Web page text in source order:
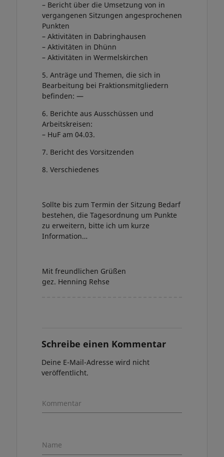
– Bericht über die Umsetzung von in
vergangenen Sitzungen angesprochenen
Punkten
– Aktivitäten in Dabringhausen
– Aktivitäten in Dhünn
– Aktivitäten in Wermelskirchen
5. Anträge und Themen, die sich in
Bearbeitung bei Fraktionsmitgliedern
befinden: —
6. Berichte aus Ausschüssen und
Arbeitskreisen:
– HuF am 04.03.
7. Bericht des Vorsitzenden
8. Verschiedenes
Sollte bis zum Termin der Sitzung Bedarf
bestehen, die Tagesordnung um Punkte
zu erweitern, bitte ich um kurze
Information…
Mit freundlichen Grüßen
gez. Henning Rehse
Schreibe einen Kommentar
Deine E-Mail-Adresse wird nicht
veröffentlicht.
Kommentar
Name